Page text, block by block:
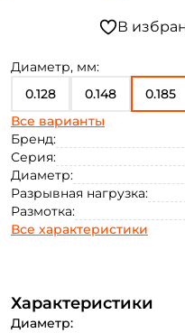
Диаметр, мм:
0.128
0.148 0.185
0.700 0.738
0.260 0.285 0.330
0.572 0.910
Все варианты
Бренд:
Серия:
Диаметр:
Разрывная нагрузка:
Размотка:
Все характеристики
Характеристики
Диаметр: